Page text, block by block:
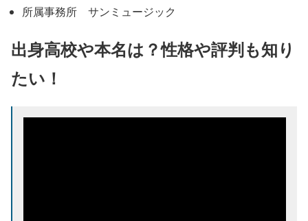
所属事務所 サンミュージック
出身高校や本名は？性格や評判も知り
たい！